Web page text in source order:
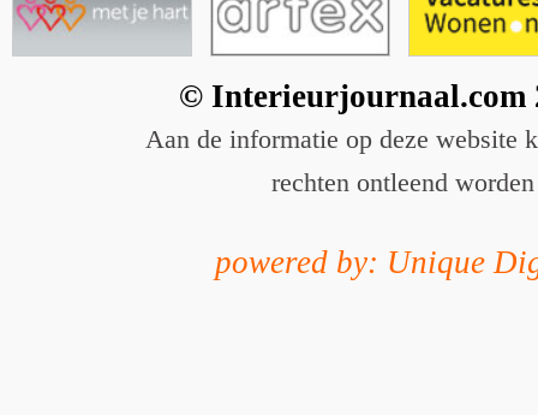
© Interieurjournaal.com
Aan de informatie op deze website
rechten ontleend worden
powered by: Unique